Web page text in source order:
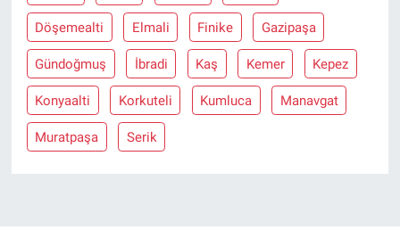
Döşemealti Elmali Finike Gazipaşa
Gündoğmuş İbradi Kaş Kemer Kepez
Konyaalti Korkuteli Kumluca Manavgat
Muratpaşa Serik